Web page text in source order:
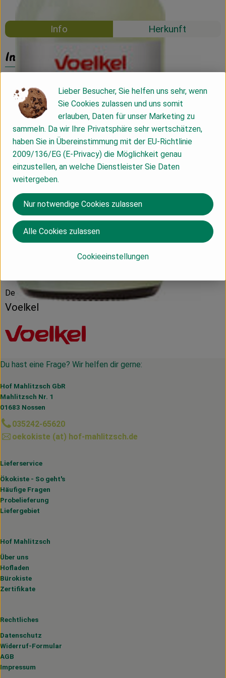
Info Herkunft
Info
Produktinformationen
Zutaten
Nährwert-Info
Produktdatenblatt
Deutschland
Voelkel
Du hast eine Frage? Wir helfen dir gerne:
Hof Mahlitzsch GbR
Mahlitzsch Nr. 1
01683 Nossen
035242-65620
oekokiste (at) hof-mahlitzsch.de
Lieferservice
Ökokiste - So geht's
Häufige Fragen
Probelieferung
Liefergebiet
Hof Mahlitzsch
Über uns
Hofladen
Bürokiste
Zertifikate
Rechtliches
Datenschutz
Widerruf-Formular
AGB
Impressum
Lieber Besucher, Sie helfen uns sehr, wenn
Sie Cookies zulassen und uns somit
erlauben, Daten für unser Marketing zu
sammeln. Da wir Ihre Privatsphäre sehr wertschätzen,
haben Sie in Übereinstimmung mit der EU-Richtlinie
2009/136/EG (E-Privacy) die Möglichkeit genau
einzustellen, an welche Dienstleister Sie Daten
weitergeben.
Cookieeinstellungen
Nur notwendige Cookies zulassen
Alle Cookies zulassen